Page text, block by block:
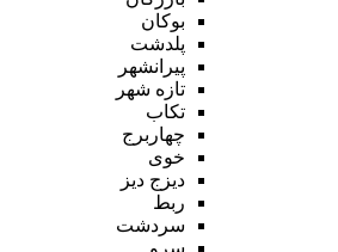
بوکان
پلدشت
پیرانشهر
تازه شهر
تکاب
چهاربرج
خوی
دیزج دیز
ربط
سردشت
سرو